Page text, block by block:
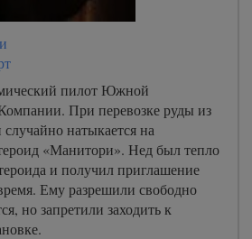
пилот Южной
При перевозке руды из
натыкается на
«Манитори». Нед был тепло
и получил приглашение
Ему разрешили свободно
но запретили заходить к